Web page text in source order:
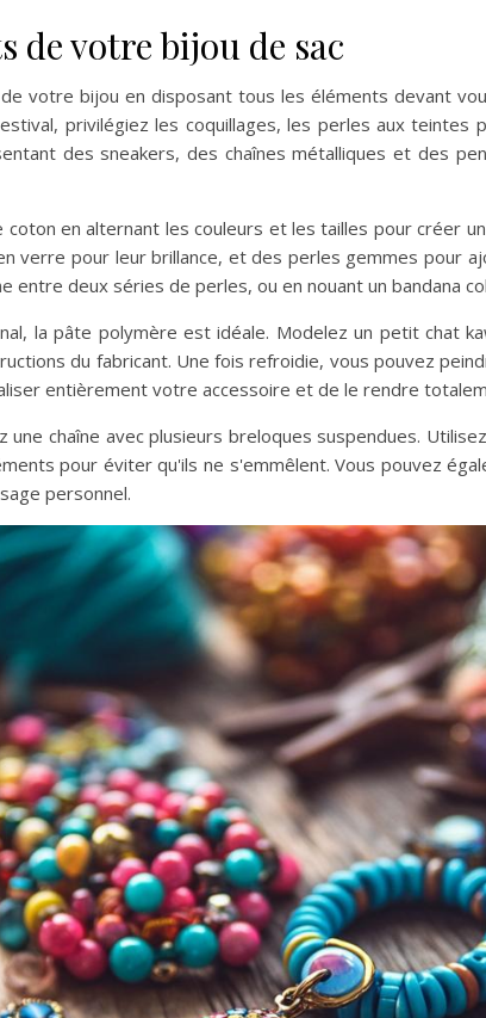
de votre bijou de sac
votre bijou en disposant tous les éléments devant
privilégiez les coquillages, les perles aux
des sneakers, des chaînes métalliques et des
en alternant les couleurs et les tailles pour créer
verre pour leur brillance, et des perles gemmes pour
entre deux séries de perles, ou en nouant un bandana
la pâte polymère est idéale. Modelez un petit chat
du fabricant. Une fois refroidie, vous pouvez
entièrement votre accessoire et de le rendre
une chaîne avec plusieurs breloques suspendues.
pour éviter qu'ils ne s'emmêlent. Vous pouvez
personnel.